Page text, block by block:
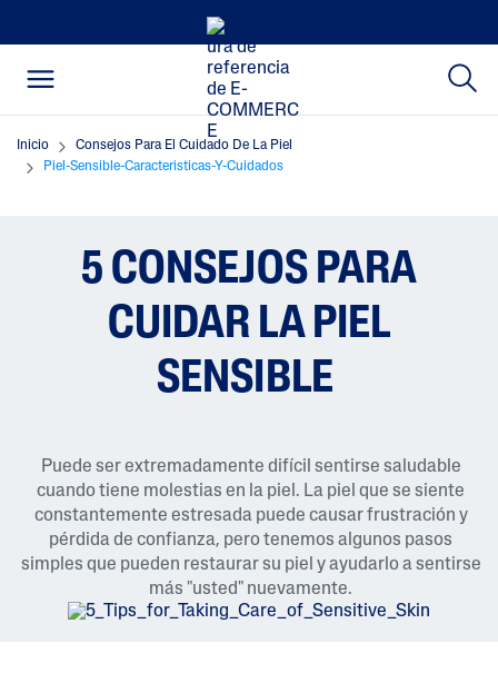
Inicio
Consejos Para El Cuidado De La Piel
Piel-Sensible-Caracteristicas-Y-Cuidados
5 CONSEJOS PARA
CUIDAR LA PIEL
SENSIBLE
Puede ser extremadamente difícil sentirse saludable
cuando tiene molestias en la piel. La piel que se siente
constantemente estresada puede causar frustración y
pérdida de confianza, pero tenemos algunos pasos
simples que pueden restaurar su piel y ayudarlo a sentirse
más "usted" nuevamente.